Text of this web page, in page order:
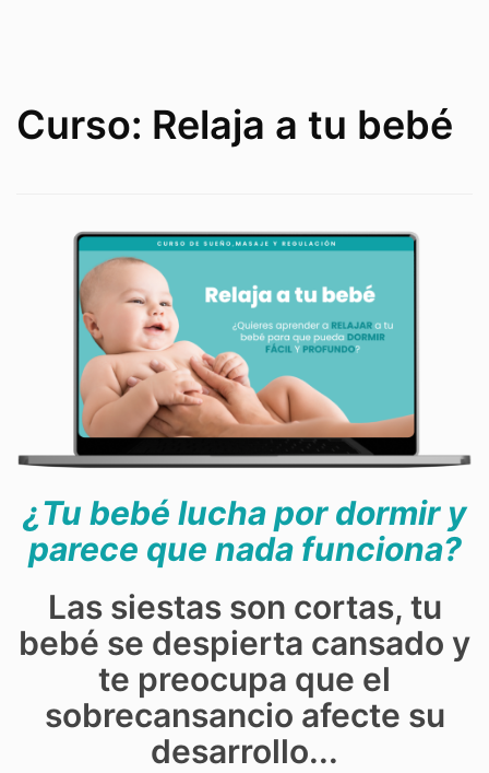
Curso: Relaja a tu bebé
¿Tu bebé lucha por dormir y
parece que nada funciona?
Las siestas son cortas, tu
bebé se despierta cansado y
te preocupa que el
sobrecansancio afecte su
desarrollo...